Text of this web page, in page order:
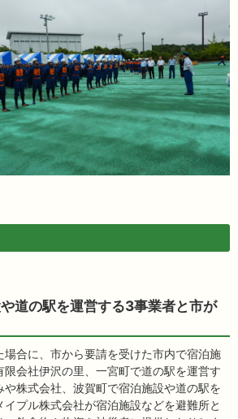
道の駅を運営する3事業者と市が
場合に、市から要請を受けた市内で宿泊施
限会社伊沢の里、一宮町で道の駅を運営す
や株式会社、波賀町で宿泊施設や道の駅を
イプル株式会社が宿泊施設などを避難所と